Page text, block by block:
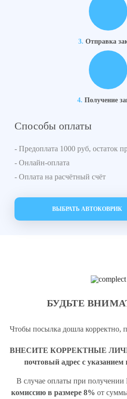
3. Отправка
4. Получение
Способы оплаты
- Предоплата 1000 руб, остаток
- Онлайн-оплата
- Оплата на расчётный счёт
ВЫБРАТЬ АВТОКОВРИК
БУДЬТЕ
Чтобы посылка дошла корректно,
ВНЕСИТЕ КОРРЕКТНЫЕ
почтовый адрес с указанием
В случае оплаты при получении
комиссию в размере 8% от